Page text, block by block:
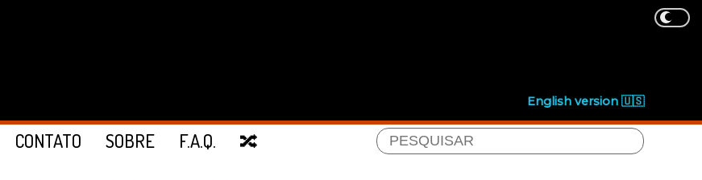
English version 🇺🇸
CONTATO SOBRE F.A.Q. 🔀